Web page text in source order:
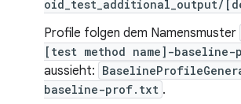
oid_test_additional_output/
Profile folgen dem Namensmuster
[test method name]-
aussieht:
baseline-prof.txt .